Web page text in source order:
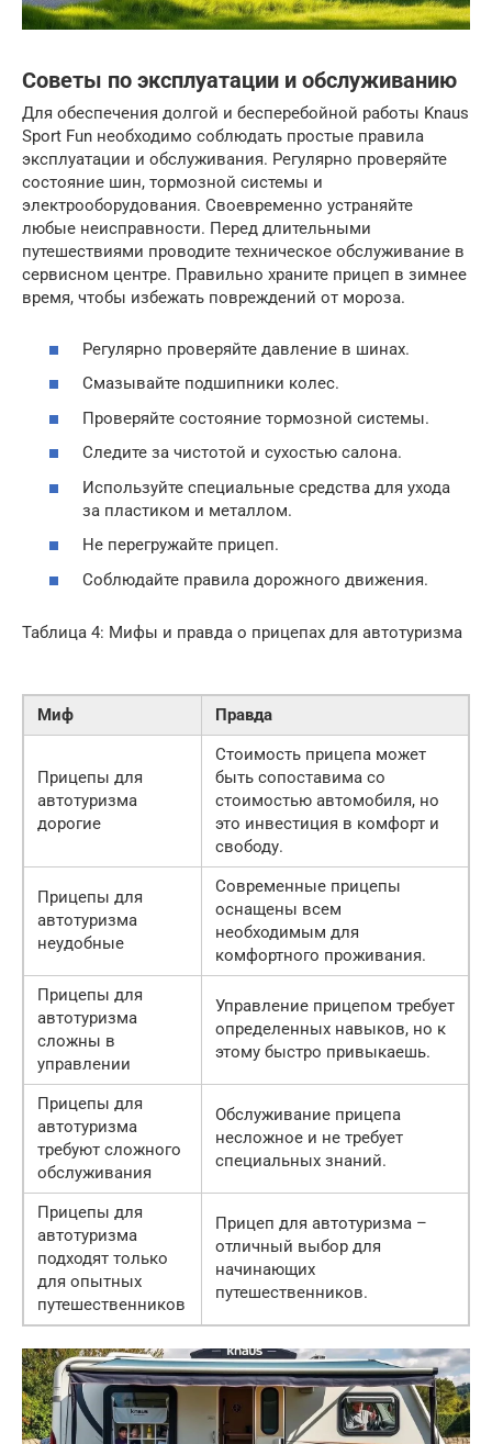
Советы по эксплуатации и обслуживанию
Для обеспечения долгой и бесперебойной работы Knaus
Sport Fun необходимо соблюдать простые правила
эксплуатации и обслуживания. Регулярно проверяйте
состояние шин, тормозной системы и
электрооборудования. Своевременно устраняйте
любые неисправности. Перед длительными
путешествиями проводите техническое обслуживание в
сервисном центре. Правильно храните прицеп в зимнее
время, чтобы избежать повреждений от мороза.
Регулярно проверяйте давление в шинах.
Смазывайте подшипники колес.
Проверяйте состояние тормозной системы.
Следите за чистотой и сухостью салона.
Используйте специальные средства для ухода
за пластиком и металлом.
Не перегружайте прицеп.
Соблюдайте правила дорожного движения.
Таблица 4: Мифы и правда о прицепах для автотуризма
Миф Правда
Прицепы для
автотуризма
дорогие
Стоимость прицепа может
быть сопоставима со
стоимостью автомобиля, но
это инвестиция в комфорт и
свободу.
Прицепы для
автотуризма
неудобные
Современные прицепы
оснащены всем
необходимым для
комфортного проживания.
Прицепы для
автотуризма
сложны в
управлении
Управление прицепом требует
определенных навыков, но к
этому быстро привыкаешь.
Прицепы для
автотуризма
требуют сложного
обслуживания
Обслуживание прицепа
несложное и не требует
специальных знаний.
Прицепы для
автотуризма
подходят только
для опытных
путешественников
Прицеп для автотуризма –
отличный выбор для
начинающих
путешественников.